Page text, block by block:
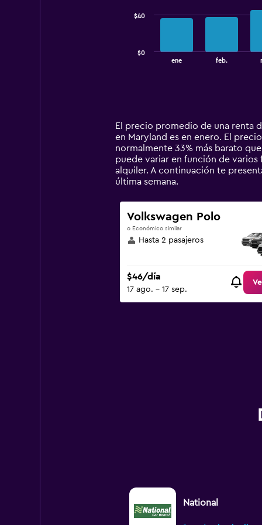
14
categories.
The
chart
has
1
axis
displaying
values.
Range:
0
ene feb.
$0
$40
El precio promedio de una renta
en Maryland es en enero. El
normalmente 33% más barato
puede variar en función de
alquiler. A continuación te
última semana.
Volkswagen Polo
o Económico similar
Hasta 2 pasajeros
$46/día
17 ago. - 17 sep.
National